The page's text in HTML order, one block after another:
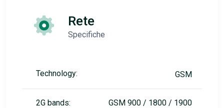
Rete
Specifiche
Technology: GSM
2G bands: GSM 900 / 1800 / 1900